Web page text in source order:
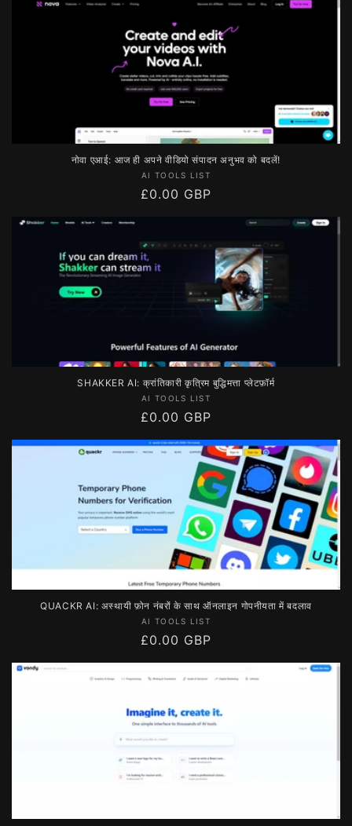
नोवा एआई: आज ही अपने वीडियो संपादन अनुभव को बदलें!
विक्रेता:
AI TOOLS LIST
नियमित
मूल्य
£0.00 GBP
SHAKKER AI: क्रांतिकारी कृत्रिम बुद्धिमत्ता प्लेटफ़ॉर्म
विक्रेता:
AI TOOLS LIST
नियमित
रूप
से
£0.00 GBP
QUACKR AI: अस्थायी फ़ोन नंबरों के साथ ऑनलाइन गोपनीयता में बदलाव
विक्रेता:
AI TOOLS LIST
नियमित
रूप
से
£0.00 GBP